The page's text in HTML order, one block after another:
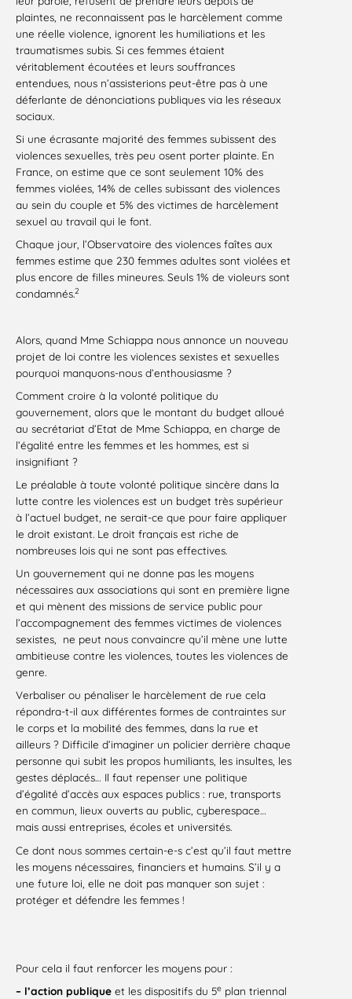
plaintes, ne reconnaissent pas le harcèlement comme
une réelle violence, ignorent les humiliations et les
traumatismes subis. Si ces femmes étaient
véritablement écoutées et leurs souffrances
entendues, nous n’assisterions peut-être pas à une
déferlante de dénonciations publiques via les réseaux
sociaux.
Si une écrasante majorité des femmes subissent des
violences sexuelles, très peu osent porter plainte. En
France, on estime que ce sont seulement 10% des
femmes violées, 14% de celles subissant des violences
au sein du couple et 5% des victimes de harcèlement
sexuel au travail qui le font.
Chaque jour, l’Observatoire des violences faîtes aux
femmes estime que 230 femmes adultes sont violées et
plus encore de filles mineures. Seuls 1% de violeurs sont
condamnés.2
Alors, quand Mme Schiappa nous annonce un nouveau
projet de loi contre les violences sexistes et sexuelles
pourquoi manquons-nous d’enthousiasme ?
Comment croire à la volonté politique du
gouvernement, alors que le montant du budget alloué
au secrétariat d’Etat de Mme Schiappa, en charge de
l’égalité entre les femmes et les hommes, est si
insignifiant ?
Le préalable à toute volonté politique sincère dans la
lutte contre les violences est un budget très supérieur
à l’actuel budget, ne serait-ce que pour faire appliquer
le droit existant. Le droit français est riche de
nombreuses lois qui ne sont pas effectives.
Un gouvernement qui ne donne pas les moyens
nécessaires aux associations qui sont en première ligne
et qui mènent des missions de service public pour
l’accompagnement des femmes victimes de violences
sexistes, ne peut nous convaincre qu’il mène une lutte
ambitieuse contre les violences, toutes les violences de
genre.
Verbaliser ou pénaliser le harcèlement de rue cela
répondra-t-il aux différentes formes de contraintes sur
le corps et la mobilité des femmes, dans la rue et
ailleurs ? Difficile d’imaginer un policier derrière chaque
personne qui subit les propos humiliants, les insultes, les
gestes déplacés… Il faut repenser une politique
d’égalité d’accès aux espaces publics : rue, transports
en commun, lieux ouverts au public, cyberespace…
mais aussi entreprises, écoles et universités.
Ce dont nous sommes certain-e-s c’est qu’il faut mettre
les moyens nécessaires, financiers et humains. S’il y a
une future loi, elle ne doit pas manquer son sujet :
protéger et défendre les femmes !
Pour cela il faut renforcer les moyens pour :
– l’action publique et les dispositifs du 5e plan triennal